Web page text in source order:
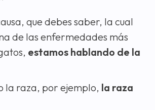
que debes saber, la cual
de las enfermedades más
estamos hablando de la
la raza, por ejemplo, la raza